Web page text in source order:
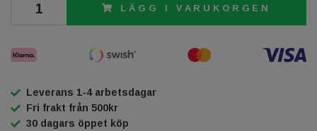
LÄGG I VARUKORGEN
Leverans 1-4 arbetsdagar
Fri frakt från 500kr
30 dagars öppet köp